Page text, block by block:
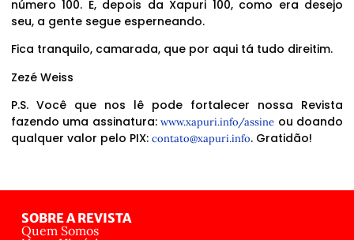
número 100. E, depois da Xapuri 100, como era desejo
seu, a gente segue esperneando.
Fica tranquilo, camarada, que por aqui tá tudo direitim.
Zezé Weiss
P.S. Você que nos lê pode fortalecer nossa Revista
fazendo uma assinatura:www.xapuri.info/assine ou doando
qualquer valor pelo PIX: contato@xapuri.info. Gratidão!
SOBRE A REVISTA
Quem Somos